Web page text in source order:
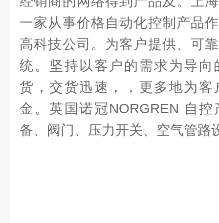
一家从事价格自动化控制产品
高科技公司。为客户提供、可
统。坚持以客户的需求为导向
货，交货迅速，，更多地为
金。英国诺冠NORGREN 自
备、阀门、压力开关、空气管路